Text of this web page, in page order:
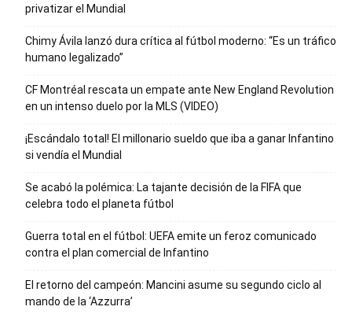
privatizar el Mundial
Chimy Ávila lanzó dura crítica al fútbol moderno: “Es un tráfico
humano legalizado”
CF Montréal rescata un empate ante New England Revolution
en un intenso duelo por la MLS (VIDEO)
¡Escándalo total! El millonario sueldo que iba a ganar Infantino
si vendía el Mundial
Se acabó la polémica: La tajante decisión de la FIFA que
celebra todo el planeta fútbol
Guerra total en el fútbol: UEFA emite un feroz comunicado
contra el plan comercial de Infantino
El retorno del campeón: Mancini asume su segundo ciclo al
mando de la ‘Azzurra’